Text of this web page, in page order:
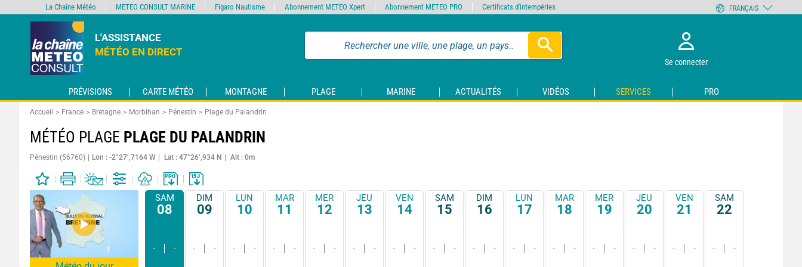
L'ASSISTANCE
MÉTÉO EN DIRECT
Se connecter
PRÉVISIONS CARTE MÉTÉO MONTAGNE PLAGE MARINE ACTUALITÉS VIDÉOS SERVICES PRO
Accueil France Bretagne Morbihan Pénestin Plage du Palandrin
MÉTÉO PLAGE PLAGE DU PALANDRIN
Pénestin (56760) Lon : -2°27’,7164 W Lat : 47°26’,934 N Alt : 0m
SAM
08
- -
DIM
09
- -
LUN
10
- -
MAR
11
- -
MER
12
- -
JEU
13
- -
VEN
14
- -
SAM
15
- -
DIM
16
- -
LUN
17
- -
MAR
18
- -
MER
19
- -
JEU
20
- -
VEN
21
- -
SAM
22
- -
La Chaîne Météo METEO CONSULT MARINE Figaro Nautisme Abonnement METEO Xpert Abonnement METEO PRO Certificats d'intempéries FRANÇAIS